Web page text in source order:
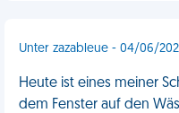
Unter zazableue - 04/06/
Heute ist eines meiner
dem Fenster auf den